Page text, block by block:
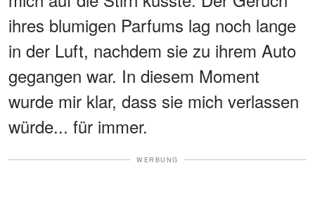
ihres blumigen Parfums lag noch lange
in der Luft, nachdem sie zu ihrem Auto
gegangen war. In diesem Moment
wurde mir klar, dass sie mich verlassen
würde... für immer.
WERBUNG